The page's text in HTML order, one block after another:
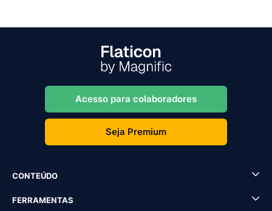
Acesso para colaboradores
Seja Premium
CONTEÚDO
FERRAMENTAS